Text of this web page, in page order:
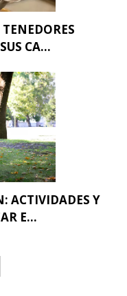
CA...
ACTIVIDADES Y
E...